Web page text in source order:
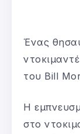
Ένας
του Bill
Η
στο